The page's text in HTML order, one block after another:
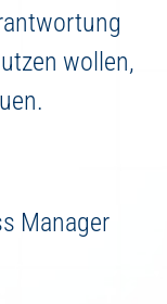
wollen,
Manager